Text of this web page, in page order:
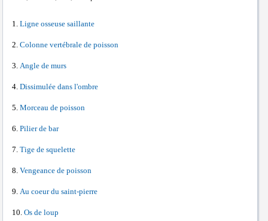
Ligne osseuse saillante
Colonne vertébrale de poisson
Angle de murs
Dissimulée dans l'ombre
Morceau de poisson
Pilier de bar
Tige de squelette
Vengeance de poisson
Au coeur du saint-pierre
Os de loup